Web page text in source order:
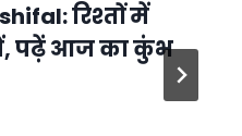
रिश्तों में
पढ़ें आज का कुंभ